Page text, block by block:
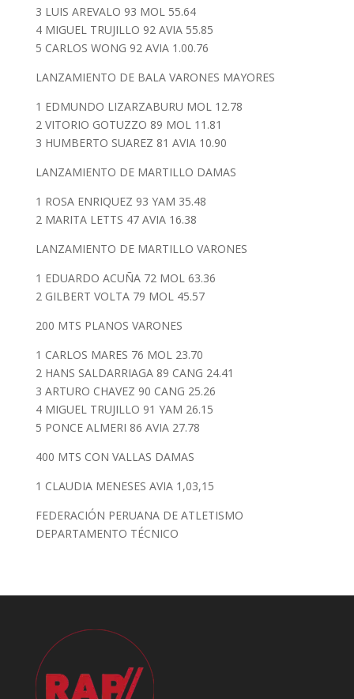
3 LUIS AREVALO 93 MOL 55.64
4 MIGUEL TRUJILLO 92 AVIA 55.85
5 CARLOS WONG 92 AVIA 1.00.76
LANZAMIENTO DE BALA VARONES MAYORES
1 EDMUNDO LIZARZABURU MOL 12.78
2 VITORIO GOTUZZO 89 MOL 11.81
3 HUMBERTO SUAREZ 81 AVIA 10.90
LANZAMIENTO DE MARTILLO DAMAS
1 ROSA ENRIQUEZ 93 YAM 35.48
2 MARITA LETTS 47 AVIA 16.38
LANZAMIENTO DE MARTILLO VARONES
1 EDUARDO ACUÑA 72 MOL 63.36
2 GILBERT VOLTA 79 MOL 45.57
200 MTS PLANOS VARONES
1 CARLOS MARES 76 MOL 23.70
2 HANS SALDARRIAGA 89 CANG 24.41
3 ARTURO CHAVEZ 90 CANG 25.26
4 MIGUEL TRUJILLO 91 YAM 26.15
5 PONCE ALMERI 86 AVIA 27.78
400 MTS CON VALLAS DAMAS
1 CLAUDIA MENESES AVIA 1,03,15
FEDERACIÓN PERUANA DE ATLETISMO
DEPARTAMENTO TÉCNICO